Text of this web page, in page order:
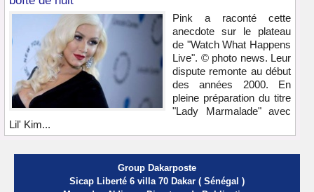
Pink a raconté cette
anecdote sur le plateau
de "Watch What Happens
Live". © photo news. Leur
dispute remonte au début
des années 2000. En
pleine préparation du titre
"Lady Marmalade" avec
Lil' Kim...
Group Dakarposte
Sicap Liberté 6 villa 70 Dakar ( Sénégal )